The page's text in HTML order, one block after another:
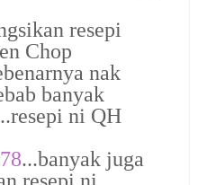
resepi
Chop
nak
banyak
ni QH
...banyak juga
resepi ni